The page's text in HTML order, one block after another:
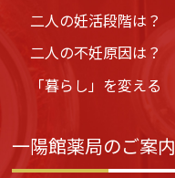
二人の妊活段階は？
二人の不妊原因は？
「暮らし」を変える
一陽館薬局のご案内